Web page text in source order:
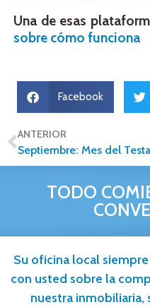
Una de esas
sobre cómo funciona
Facebook
ANTERIOR
TODO
Su oficina local
con usted sobre la
nuestra inmobiliaria,